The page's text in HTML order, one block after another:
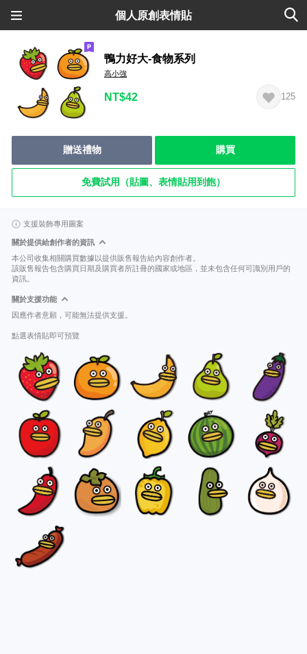
個人原創表情貼
鴨力好大-食物系列
高小強
NT$42 125
贈送禮物 購買
免費試用（貼圖、表情貼用到飽）
支援裝飾專用圖案
關於提供給創作者的資訊
本公司收集相關購買數據以提供販售報告給內容創作者。
該販售報告包含購買日期及購買者所註冊的國家或地區，並未包含任何可識別用戶的
資訊。
關於支援功能
因應作者意願，可能無法提供支援。
點選表情貼即可預覽